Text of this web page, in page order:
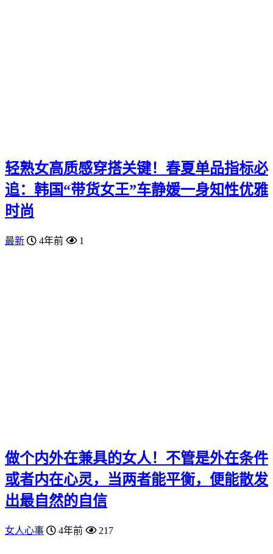
轻熟女高质感穿搭关键！春夏单品指标必
追：韩国“带货女王”车静媛一身知性优雅
时尚
最新 4年前 1
做个内外在兼具的女人！不管是外在条件
或者内在心灵，当两者能平衡，便能散发
出最自然的自信
女人心事 4年前 217